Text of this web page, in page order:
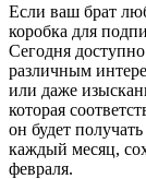
Если ваш брат
коробка для
Сегодня
различным
или даже
которая
он будет
каждый месяц,
февраля.